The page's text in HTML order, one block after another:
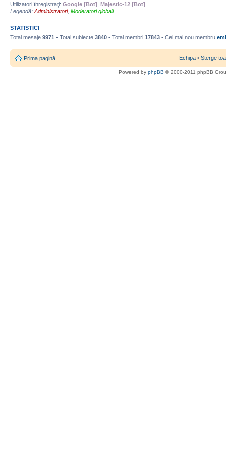
Utilizatori înregistraţi: Google [Bot] Majestic-12 [Bot]
Legendă: Administratori, Moderatori globali
STATISTICI
Total mesaje 9971 • Total subiecte 3840 • Total membri 17843 • Cel mai nou membru
Prima pagină Echipa • Şterge
Powered by phpBB © 2000-2011 phpBB